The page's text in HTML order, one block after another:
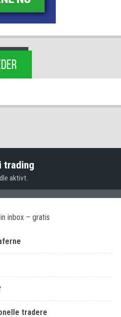
trading
aktivt.
inbox – gratis
tradere